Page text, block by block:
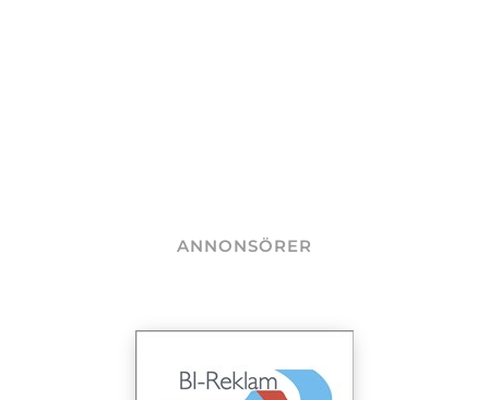
ANNONSÖRER